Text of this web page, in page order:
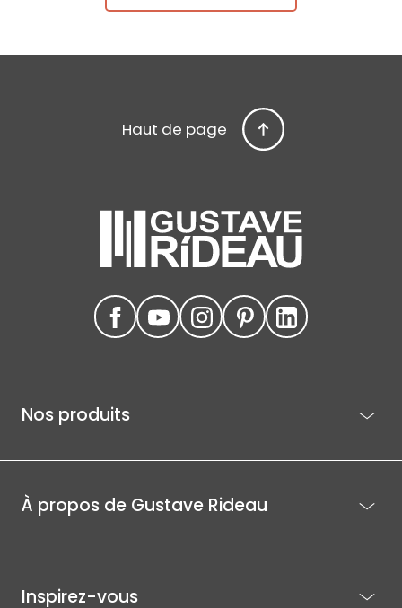
Haut de page
Nos produits
À propos de Gustave Rideau
Inspirez-vous